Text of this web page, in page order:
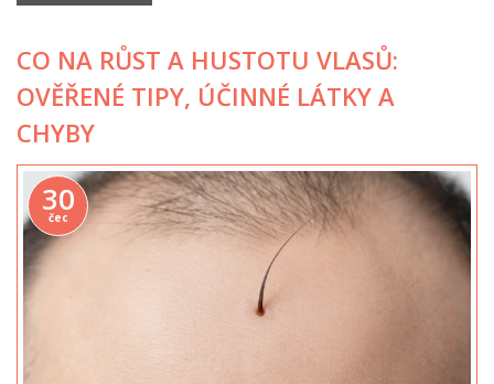
CO NA RŮST A HUSTOTU VLASŮ:
OVĚŘENÉ TIPY, ÚČINNÉ LÁTKY A
CHYBY
30
čec